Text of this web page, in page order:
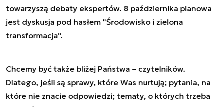
towarzyszą debaty ekspertów. 8 października planowa
jest dyskusja pod hasłem "Środowisko i zielona
transformacja".
Chcemy być także bliżej Państwa – czytelników.
Dlatego, jeśli są sprawy, które Was nurtują; pytania, na
które nie znacie odpowiedzi; tematy, o których trzeba